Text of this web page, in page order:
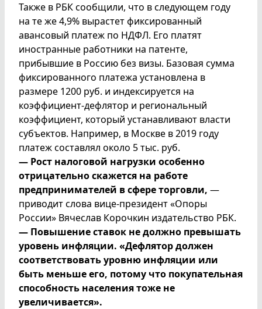
Также в РБК сообщили, что в следующем году
на те же 4,9% вырастет фиксированный
авансовый платеж по НДФЛ. Его платят
иностранные работники на патенте,
прибывшие в Россию без визы. Базовая сумма
фиксированного платежа установлена в
размере 1200 руб. и индексируется на
коэффициент-дефлятор и региональный
коэффициент, который устанавливают власти
субъектов. Например, в Москве в 2019 году
платеж составлял около 5 тыс. руб.
— Рост налоговой нагрузки особенно
отрицательно скажется на работе
предпринимателей в сфере торговли, —
приводит слова вице-президент «Опоры
России» Вячеслав Корочкин издательство РБК.
— Повышение ставок не должно превышать
уровень инфляции. «Дефлятор должен
соответствовать уровню инфляции или
быть меньше его, потому что покупательная
способность населения тоже не
увеличивается».